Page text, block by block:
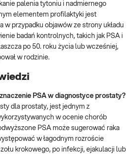
palenia tytoniu i nadmiernego
elementem profilaktyki jest
w przypadku objawów ze strony układu
badań kontrolnych, takich jak PSA i
po 50. roku życia lub wcześniej,
w rodzinie.
PSA w diagnostyce prostaty?
dla prostaty, jest jednym z
w ocenie chorób
PSA może sugerować raka
w łagodnym rozroście
krokowego, po infekcji, ejakulacji lub